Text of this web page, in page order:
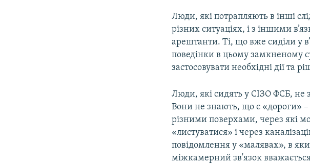
Люди, які потрапляють в інші
різних ситуаціях, і з іншими
арештанти. Ті, що вже сиділи у
поведінки в цьому замкненому
застосовувати необхідні дії та
Люди, які сидять у СІЗО ФСБ, не
Вони не знають, що є «дороги» –
різними поверхами, через які
«листуватися» і через
повідомлення у «малявах», в
міжкамерний зв'язок